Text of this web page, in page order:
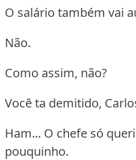
O salário também vai
Não.
Como assim, não?
Você ta demitido,
Ham... O chefe só
pouquinho.